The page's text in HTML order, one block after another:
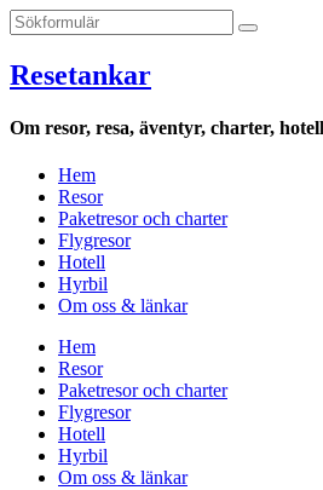
Resetankar
Om resor, resa, äventyr, charter,
Hem
Resor
Paketresor och charter
Flygresor
Hotell
Hyrbil
Om oss & länkar
Hem
Resor
Paketresor och charter
Flygresor
Hotell
Hyrbil
Om oss & länkar